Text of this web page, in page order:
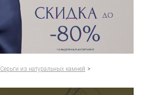
Серьги из натуральных камней >